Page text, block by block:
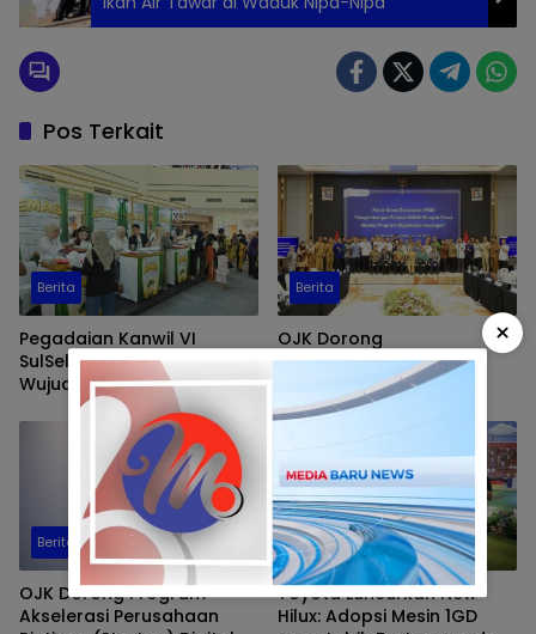
Pos Terkait
Berita
Pegadaian Kanwil VI
SulSelBarra Maluku
Wujudkan “Anak Berkarya,
Keluarga Berdaya” Lewat
Pameran UMKM dan Bazar
Berita
OJK Dorong
Pengembangan Potensi
UMKM Wilayah Timur
Melalui Digitalisasi
Keuangan
Berita
OJK Dorong Program
Akselerasi Perusahaan
Ekobis
Toyota Luncurkan New
Hilux: Adopsi Mesin 1GD
×